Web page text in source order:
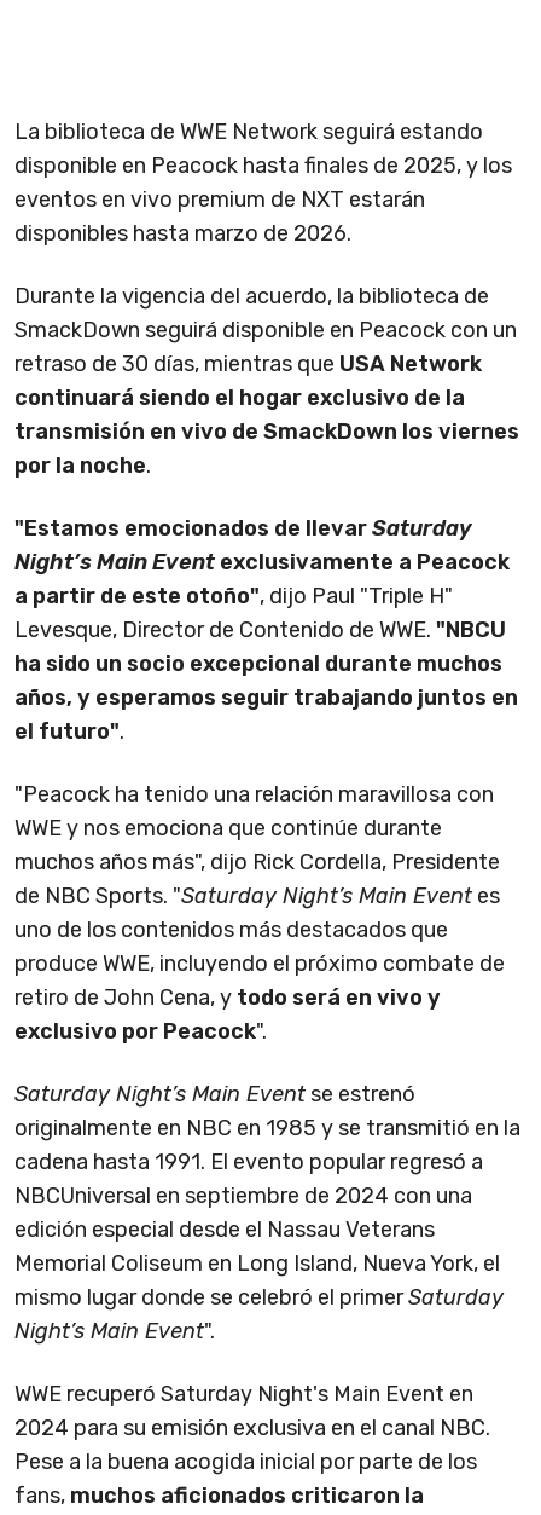
La biblioteca de WWE Network seguirá estando
disponible en Peacock hasta finales de 2025, y los
eventos en vivo premium de NXT estarán
disponibles hasta marzo de 2026.
Durante la vigencia del acuerdo, la biblioteca de
SmackDown seguirá disponible en Peacock con un
retraso de 30 días, mientras que USA Network
continuará siendo el hogar exclusivo de la
transmisión en vivo de SmackDown los viernes
por la noche.
"Estamos emocionados de llevarSaturday
Night’s Main Event exclusivamente a Peacock
a partir de este otoño", dijo Paul "Triple H"
Levesque, Director de Contenido de WWE. "NBCU
ha sido un socio excepcional durante muchos
años, y esperamos seguir trabajando juntos en
el futuro".
"Peacock ha tenido una relación maravillosa con
WWE y nos emociona que continúe durante
muchos años más", dijo Rick Cordella, Presidente
de NBC Sports. "Saturday Night’s Main Event es
uno de los contenidos más destacados que
produce WWE, incluyendo el próximo combate de
retiro de John Cena, y todo será en vivo y
exclusivo por Peacock".
Saturday Night’s Main Eventse estrenó
originalmente en NBC en 1985 y se transmitió en la
cadena hasta 1991. El evento popular regresó a
NBCUniversal en septiembre de 2024 con una
edición especial desde el Nassau Veterans
Memorial Coliseum en Long Island, Nueva York, el
mismo lugar donde se celebró el primerSaturday
Night’s Main Event".
WWE recuperó Saturday Night's Main Event en
2024 para su emisión exclusiva en el canal NBC.
Pese a la buena acogida inicial por parte de los
fans, muchos aficionados criticaron la